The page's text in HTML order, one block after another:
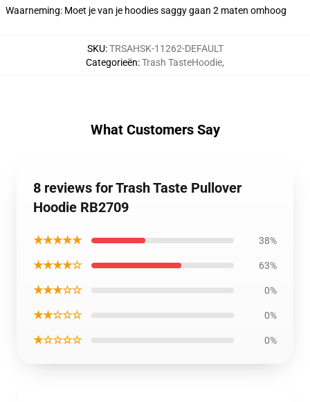
Waarneming: Moet je van je hoodies saggy gaan 2 maten omhoog
SKU:TRSAHSK-11262-DEFAULT
Categorieën:Trash TasteHoodie,
What Customers Say
8 reviews for Trash Taste Pullover
Hoodie RB2709
★★★★★ 38%
★★★★☆ 63%
★★★☆☆ 0%
★★☆☆☆ 0%
★☆☆☆☆ 0%